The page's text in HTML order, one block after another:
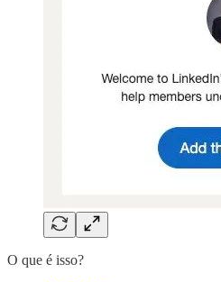
O que é isso?